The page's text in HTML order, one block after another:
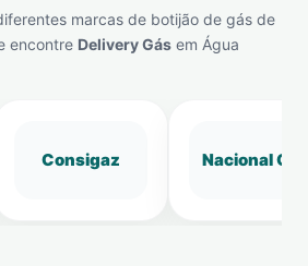
marcas de botijão de gás de
encontre Delivery Gás em Água
Consigaz Nacional Gás